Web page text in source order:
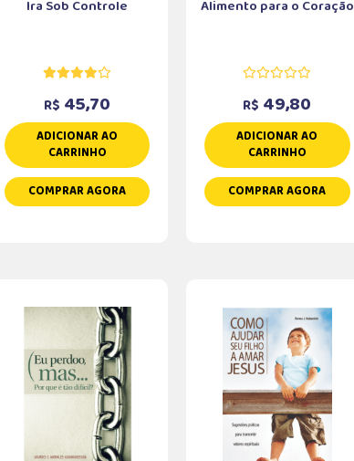
Ira Sob Controle
R$ 45,70
ADICIONAR AO
CARRINHO
COMPRAR AGORA
Alimento para o Coração
R$ 49,80
ADICIONAR AO
CARRINHO
COMPRAR AGORA